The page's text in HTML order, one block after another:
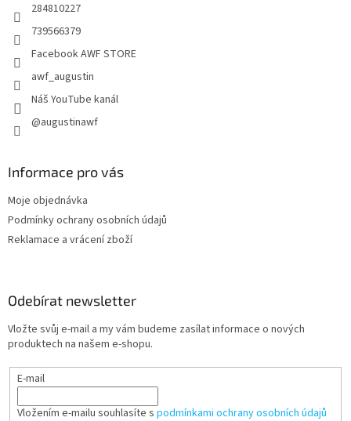
284810227
739566379
Facebook AWF STORE
awf_augustin
Náš YouTube kanál
@augustinawf
Informace pro vás
Moje objednávka
Podmínky ochrany osobních údajů
Reklamace a vrácení zboží
Odebírat newsletter
Vložte svůj e-mail a my vám budeme zasílat informace o nových
produktech na našem e-shopu.
E-mail
Vložením e-mailu souhlasíte s podmínkami ochrany osobních údajů